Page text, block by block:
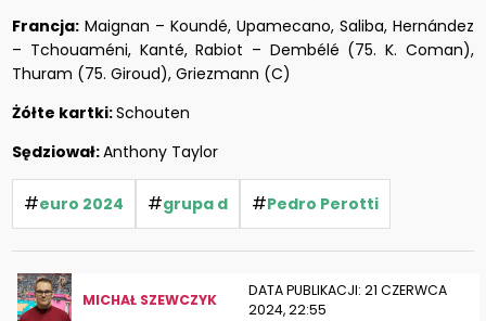
Francja: Maignan – Koundé, Upamecano, Saliba, Hernández
– Tchouaméni, Kanté, Rabiot – Dembélé (75. K. Coman),
Thuram (75. Giroud), Griezmann (C)
Żółte kartki:Schouten
Sędziował:Anthony Taylor
#euro 2024 #grupa d #Pedro Perotti
MICHAŁ SZEWCZYK
DATA PUBLIKACJI: 21 CZERWCA
2024, 22:55